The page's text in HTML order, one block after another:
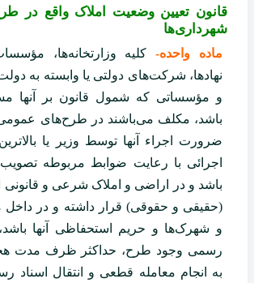
قانون تعیین وضعیت املاک واقع در
شهرداری‌ها
ماده واحده-کلیه وزارتخانه‌ها،
نهادها، شرکت‌های دولتی یا وابسته به
و مؤسساتی که شمول قانون بر آنها‌
باشد، مکلف می‌باشند در طرح‌های
ضرورت اجراء آنها توسط وزیر یا
اجرائی با رعایت ‌ضوابط مربوطه
باشد و در اراضی و املاک شرعی و
(‌حقیقی و حقوقی) قرار داشته و در داخل
و شهرک‌ها و حریم استحفاظی آنها
رسمی وجود طرح، حداکثر ظرف مدت
به انجام معامله قطعی و انتقال ‌اسناد